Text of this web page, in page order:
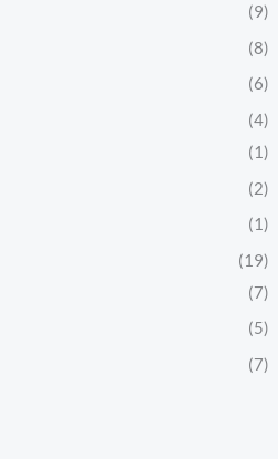
(9)
(8)
(6)
(4)
(1)
(2)
(1)
(19)
(7)
(5)
(7)